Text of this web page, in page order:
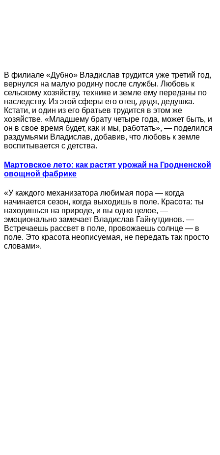
В филиале «Дубно» Владислав трудится уже третий год,
вернулся на малую родину после службы. Любовь к
сельскому хозяйству, технике и земле ему переданы по
наследству. Из этой сферы его отец, дядя, дедушка.
Кстати, и один из его братьев трудится в этом же
хозяйстве. «Младшему брату четыре года, может быть, и
он в свое время будет, как и мы, работать», — поделился
раздумьями Владислав, добавив, что любовь к земле
воспитывается с детства.
Мартовское лето: как растят урожай на Гродненской
овощной фабрике
«У каждого механизатора любимая пора — когда
начинается сезон, когда выходишь в поле. Красота: ты
находишься на природе, и вы одно целое, —
эмоционально замечает Владислав Гайнутдинов. —
Встречаешь рассвет в поле, провожаешь солнце — в
поле. Это красота неописуемая, не передать так просто
словами».